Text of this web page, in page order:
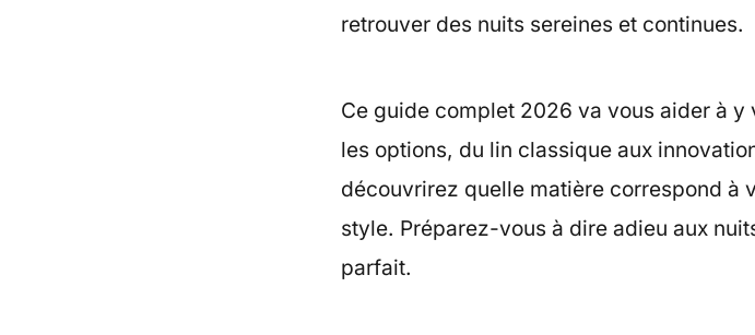
retrouver des nuits sereines et continues.
Ce guide complet 2026 va vous aider à
les options, du lin classique aux
découvrirez quelle matière correspond à
style. Préparez-vous à dire adieu aux
parfait.